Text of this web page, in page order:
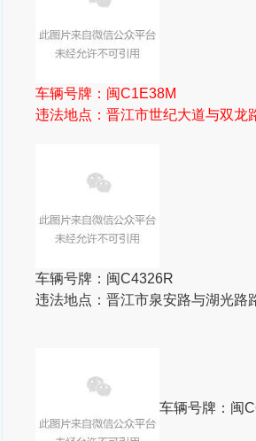
车辆号牌：闽C1E38M
违法地点：晋江市世纪大道与双龙
车辆号牌：闽C4326R
违法地点：晋江市泉安路与湖光路
车辆号牌：闽